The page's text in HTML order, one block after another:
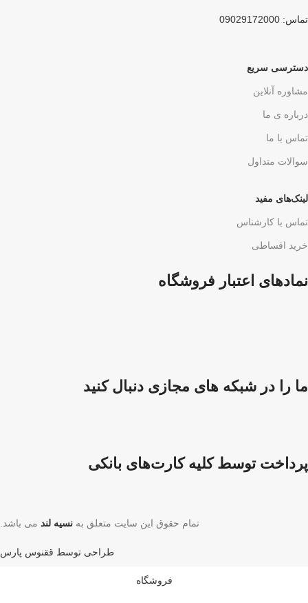
تماس: 09029172000
دسترسی سریع
مشاوره آنلاین
درباره ی ما
تماس با ما
سوالات متداول
لینک‌های مفید
تماس با کارشناس
خرید اقساطی
نمادهای اعتبار فروشگاه
ما را در شبکه های مجازی دنبال کنید
پرداخت توسط کلیه کارت‌های بانکی
تمام حقوق این سایت متعلق به نسیه لند می باشد.
طراحی توسط ققنوس پارس
فروشگاه